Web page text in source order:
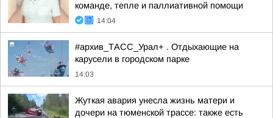
команде, тепле и паллиативной помощи
14:04
#архив_ТАСС_Урал+ . Отдыхающие на
карусели в городском парке
14:03
Жуткая авария унесла жизнь матери и
дочери на тюменской трассе: также есть